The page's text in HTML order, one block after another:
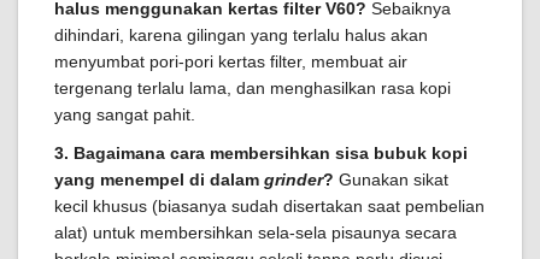
halus menggunakan kertas filter V60? Sebaiknya
dihindari, karena gilingan yang terlalu halus akan
menyumbat pori-pori kertas filter, membuat air
tergenang terlalu lama, dan menghasilkan rasa kopi
yang sangat pahit.
3. Bagaimana cara membersihkan sisa bubuk kopi
yang menempel di dalam grinder? Gunakan sikat
kecil khusus (biasanya sudah disertakan saat pembelian
alat) untuk membersihkan sela-sela pisaunya secara